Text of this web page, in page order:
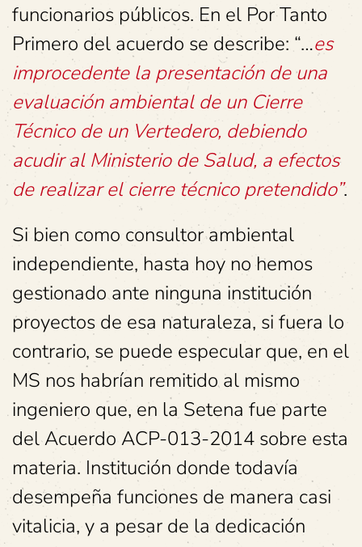
funcionarios públicos. En el Por Tanto
Primero del acuerdo se describe: “…es
improcedente la presentación de una
evaluación ambiental de un Cierre
Técnico de un Vertedero, debiendo
acudir al Ministerio de Salud, a efectos
de realizar el cierre técnico pretendido”.
Si bien como consultor ambiental
independiente, hasta hoy no hemos
gestionado ante ninguna institución
proyectos de esa naturaleza, si fuera lo
contrario, se puede especular que, en el
MS nos habrían remitido al mismo
ingeniero que, en la Setena fue parte
del Acuerdo ACP-013-2014 sobre esta
materia. Institución donde todavía
desempeña funciones de manera casi
vitalicia, y a pesar de la dedicación